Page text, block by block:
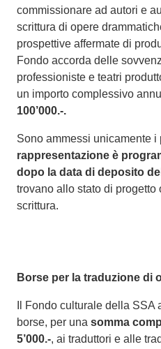
commissionare ad autori e
scrittura di opere
prospettive affermate di
Fondo accorda delle
professioniste e teatri
un importo complessivo
100’000.-.
Sono ammessi unicamente i
rappresentazione è
dopo la data di deposito
trovano allo stato di
scrittura.
Borse per la traduzione di
Il Fondo culturale della
borse, per una somma
5’000.-, ai traduttori e alle